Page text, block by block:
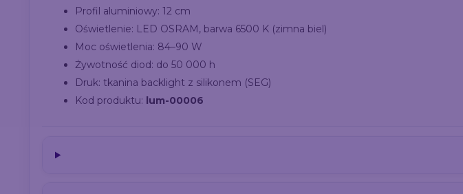
Profil aluminiowy: 12 cm
Oświetlenie: LED OSRAM, barwa 6500 K (zimna biel)
Moc oświetlenia: 84–90 W
Żywotność diod: do 50 000 h
Druk: tkanina backlight z silikonem (SEG)
Kod produktu: lum-00006